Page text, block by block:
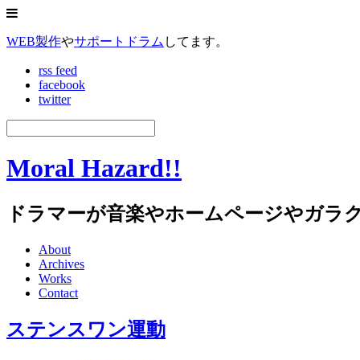
WEB製作やサポートドラム してます。
rss feed
facebook
twitter
Moral Hazard!!
ドラマーが音楽やホームページやガラ
About
Archives
Works
Contact
ステンスワン運動